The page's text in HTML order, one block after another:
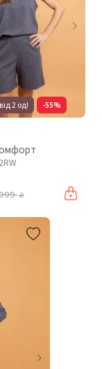
2 од! -55%
₴